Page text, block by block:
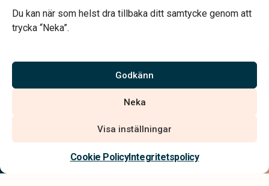
Du kan när som helst dra tillbaka ditt samtycke genom att
trycka “Neka”.
Godkänn
Neka
Visa inställningar
Cookie PolicyIntegritetspolicy
Kontakta oss
Vårt systerbolag Verahill hjälper dig med familjejuridiken –
Vi är auktoriserade av Sveriges Begravningsbyråers Förbund och
har högt ställda krav på utbildning, kvalitet, miljö och arbetsmiljö.